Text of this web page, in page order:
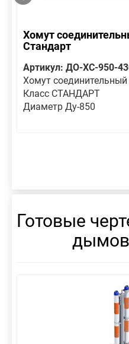
Хомут
Стандарт
Артикул: ДО-ХС-950-
Хомут соединительный
Класс СТАНДАРТ
Диаметр Ду-850
Готовые